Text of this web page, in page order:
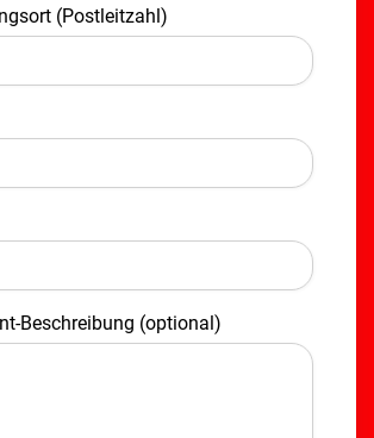
(Postleitzahl)
Beschreibung (optional)